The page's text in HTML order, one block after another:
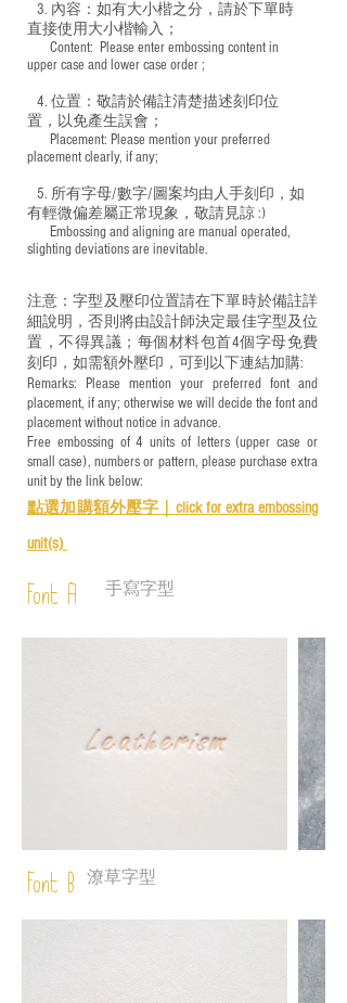
3. 內容：如有大小楷之分，請於下單時
直接使用大小楷輸入；
​ Content: Please enter embossing content in
upper case and lower case order ;
4. 位置：敬請於備註清楚描述刻印位
置，以免產生誤會；
​ Placement: Please mention your preferred
placement clearly, if any;
5. 所有字母/數字/圖案均由人手刻印，如
有輕微偏差屬正常現象，敬請見諒 :)
​ Embossing and aligning are manual operated,
slighting deviations are inevitable.
注意：字型及壓印位置請在下單時於備註詳
細說明，否則將由設計師決定最佳字型及位
置，不得異議；每個材料包首4個字母免費
刻印，如需額外壓印，可到以下連結加購:
Remarks: Please mention your preferred font and
placement, if any; otherwise we will decide the font and
placement without notice in advance.
Free embossing of 4 units of letters (upper case or
small case), numbers or pattern, please purchase extra
unit by the link below:
點選加購額外壓字｜ click for extra embossing
unit(s)
Font A 手寫字型
Font B 潦草字型